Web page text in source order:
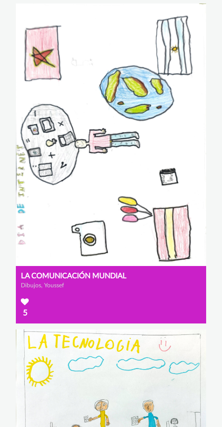
LA COMUNICACIÓN MUNDIAL
Dibujos, Youssef
5